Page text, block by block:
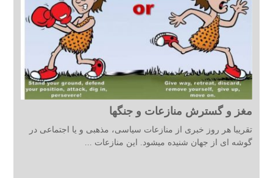
مغز و گسترش منازعات و جنگها
تقریبا هر روز خبری از منازعات سیاسی، مذهبی و یا اجتماعی در
گوشه ای از جهان شنیده میشود. این منازعات ...